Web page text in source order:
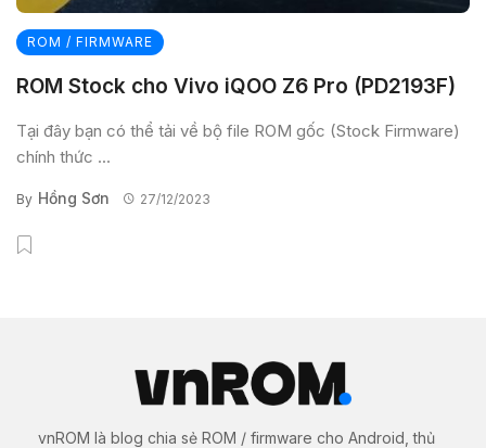
ROM / FIRMWARE
ROM Stock cho Vivo iQOO Z6 Pro (PD2193F)
Tại đây bạn có thể tải về bộ file ROM gốc (Stock Firmware)
chính thức ...
By Hồng Sơn 27/12/2023
vnROM là blog chia sẻ ROM / firmware cho Android, thủ